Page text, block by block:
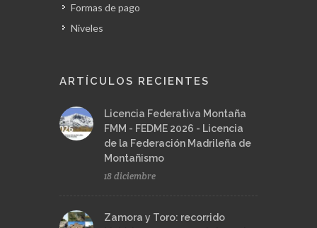
Formas de pago
Niveles
ARTÍCULOS RECIENTES
Licencia Federativa Montaña
FMM - FEDME 2026 - Licencia
de la Federación Madrileña de
Montañismo
18 diciembre
Zamora y Toro: recorrido